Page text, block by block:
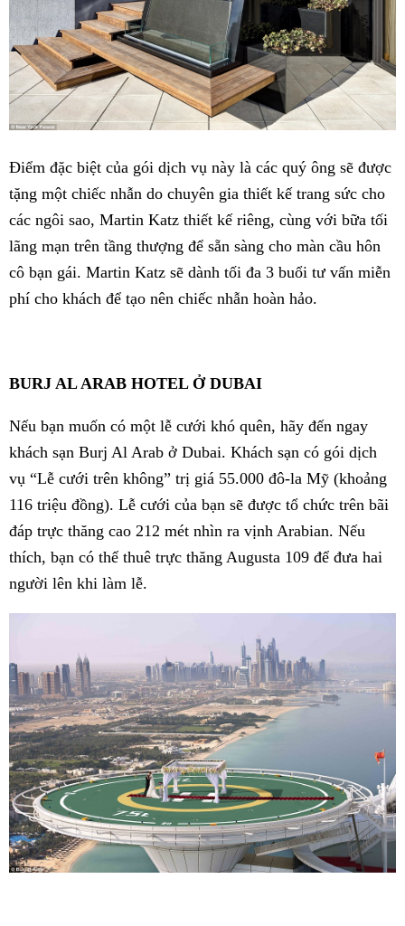
Điểm đặc biệt của gói dịch vụ này là các quý ông sẽ được
tặng một chiếc nhẫn do chuyên gia thiết kế trang sức cho
các ngôi sao, Martin Katz thiết kế riêng, cùng với bữa tối
lãng mạn trên tầng thượng để sẵn sàng cho màn cầu hôn
cô bạn gái. Martin Katz sẽ dành tối đa 3 buổi tư vấn miễn
phí cho khách để tạo nên chiếc nhẫn hoàn hảo.
BURJ AL ARAB HOTEL Ở DUBAI
Nếu bạn muốn có một lễ cưới khó quên, hãy đến ngay
khách sạn Burj Al Arab ở Dubai. Khách sạn có gói dịch
vụ “Lễ cưới trên không” trị giá 55.000 đô-la Mỹ (khoảng
116 triệu đồng). Lễ cưới của bạn sẽ được tổ chức trên bãi
đáp trực thăng cao 212 mét nhìn ra vịnh Arabian. Nếu
thích, bạn có thể thuê trực thăng Augusta 109 để đưa hai
người lên khi làm lễ.